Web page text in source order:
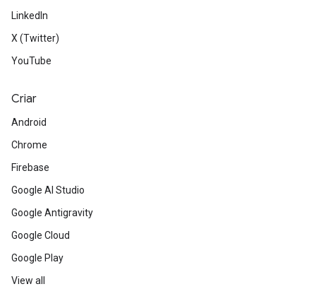
LinkedIn
X (Twitter)
YouTube
Criar
Android
Chrome
Firebase
Google AI Studio
Google Antigravity
Google Cloud
Google Play
View all